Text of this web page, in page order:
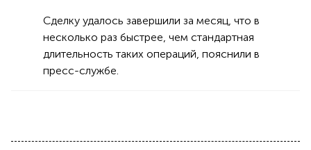
Сделку удалось завершили за месяц, что в
несколько раз быстрее, чем стандартная
длительность таких операций, пояснили в
пресс-службе.